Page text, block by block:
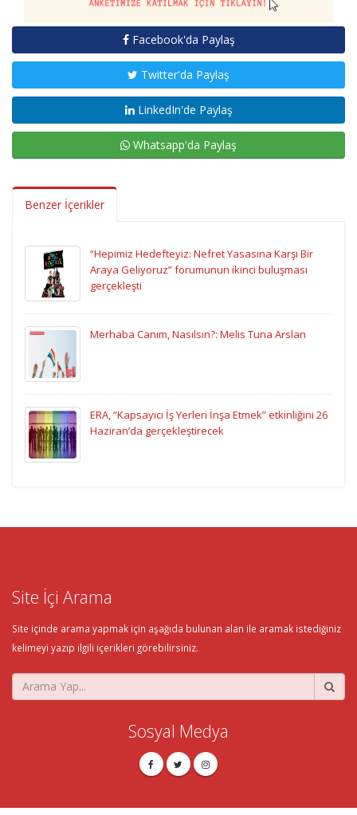
Facebook'da Paylaş
Twitter'da Paylaş
LinkedIn'de Paylaş
Whatsapp'da Paylaş
Benzer İçerikler
“Hepimiz Hedefteyiz: Nefret Yasasına Karşı Bir
Araya Geliyoruz” forumunun ikinci buluşması
gerçekleşti
Merhaba Canım, Nasılsın?: Melis Tuna Arslan
ERA, “Kapsayıcı İş Yerleri İnşa Etmek” etkinliğini 26
Haziran’da gerçekleştirecek
Site İçi Arama
Site içinde arama yapmak için aşağıda bulunan alan ile aramak istediğiniz
kelimeyi yazıp ilgili içerikleri görebilirsiniz.
Sosyal Medya